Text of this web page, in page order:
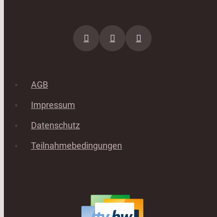
AGB
Impressum
Datenschutz
Teilnahmebedingungen